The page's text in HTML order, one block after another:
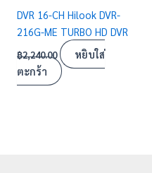
DVR 16-CH Hilook DVR-
216G-ME TURBO HD DVR
฿2,240.00
หยิบใส่
ตะกร้า